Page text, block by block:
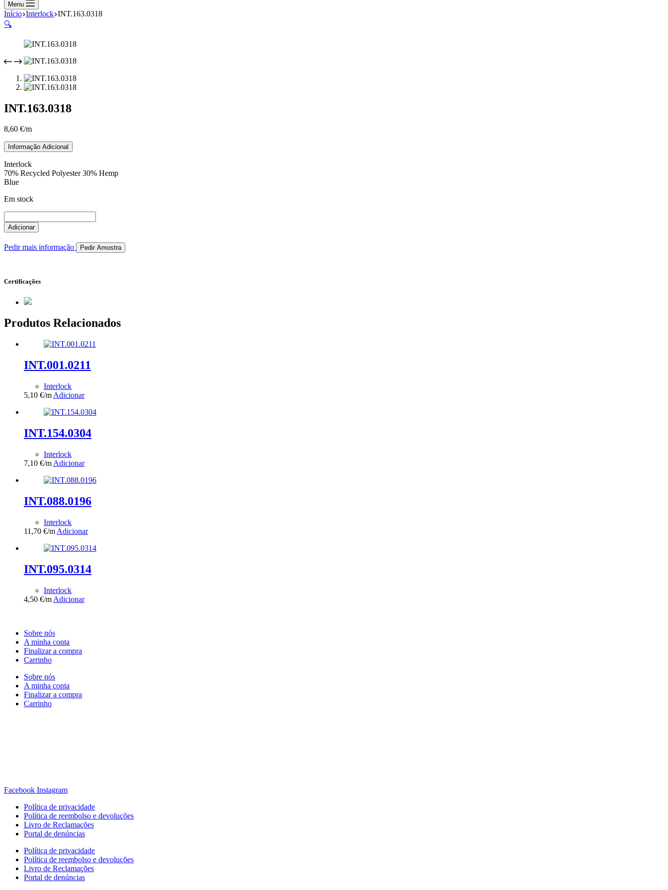
Menu
Início Interlock INT.163.0318
🔍
INT.163.0318
8,60 €/m
Informação Adicional
Interlock
70% Recycled Polyester 30% Hemp
Blue
Em stock
de
INT.163.0318
Adicionar
Pedir mais informação Pedir Amostra
Certificações
Produtos Relacionados
INT.001.0211
Interlock
5,10 €/m Adicionar
INT.154.0304
Interlock
7,10 €/m Adicionar
INT.088.0196
Interlock
11,70 €/m Adicionar
INT.095.0314
Interlock
4,50 €/m Adicionar
Sobre nós
A minha conta
Finalizar a compra
Carrinho
Sobre nós
A minha conta
Finalizar a compra
Carrinho
Facebook Instagram
Política de privacidade
Política de reembolso e devoluções
Livro de Reclamações
Portal de denúncias
Política de privacidade
Política de reembolso e devoluções
Livro de Reclamações
Portal de denúncias